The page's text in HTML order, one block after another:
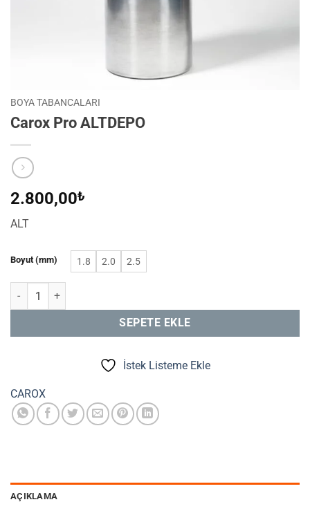
BOYA TABANCALARI
Carox Pro ALTDEPO
2.800,00₺
ALT
Boyut (mm) 1.8 2.0 2.5
Carox Pro ALTDEPO adet
SEPETE EKLE
İstek Listeme Ekle
CAROX
AÇIKLAMA